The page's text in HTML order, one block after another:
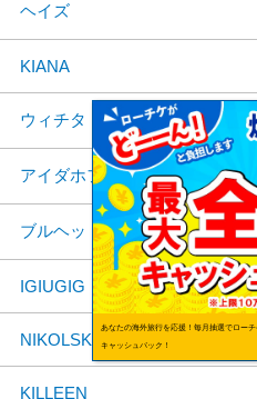
ヘイズ
KIANA
ウィチタ
アイダホフォールズ
ブルヘッドシティ
IGIUGIG
NIKOLSKI
KILLEEN
あなたの海外旅行を応援！毎月抽選でロー
キャッシュバック！